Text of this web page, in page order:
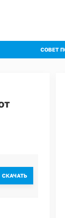
рисков
муниципальных
СОВЕТ
CКАЧАТЬ